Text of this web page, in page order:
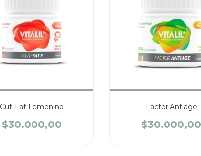
Cut-Fat Femenino
$30.000,00
Factor Antiage
$30.000,00